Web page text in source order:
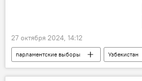
27 октября 2024, 14:12
парламентские выборы
Узбекистан
избиратели
голосование